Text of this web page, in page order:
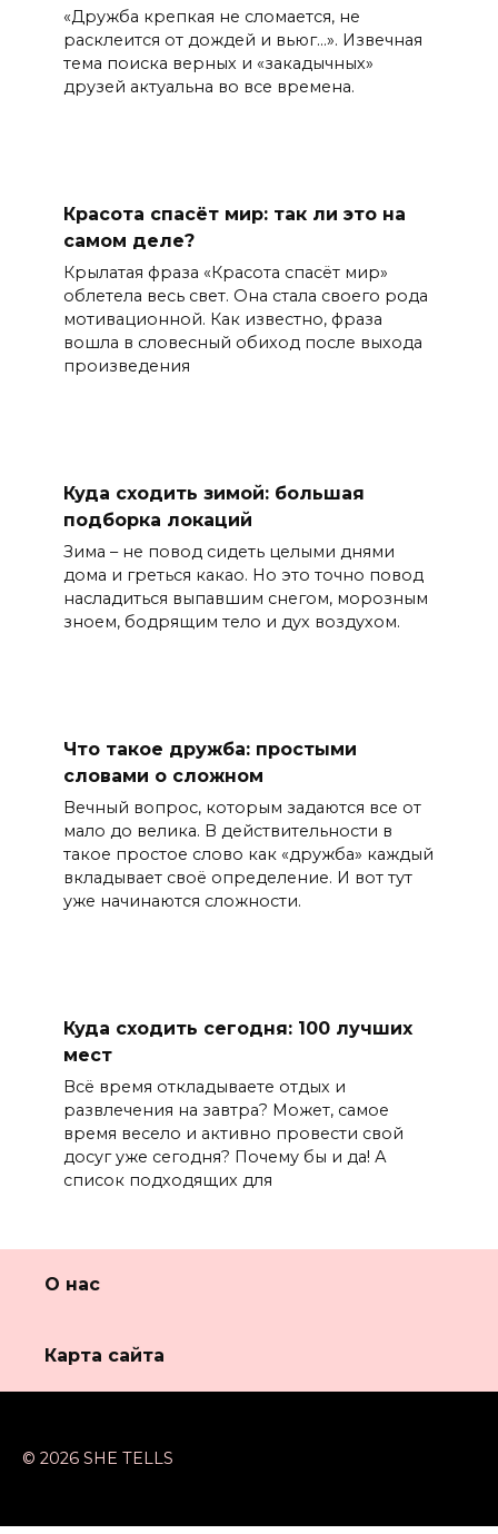
«Дружба крепкая не сломается, не
расклеится от дождей и вьюг…». Извечная
тема поиска верных и «закадычных»
друзей актуальна во все времена.
Красота спасёт мир: так ли это на
самом деле?
Крылатая фраза «Красота спасёт мир»
облетела весь свет. Она стала своего рода
мотивационной. Как известно, фраза
вошла в словесный обиход после выхода
произведения
Куда сходить зимой: большая
подборка локаций
Зима – не повод сидеть целыми днями
дома и греться какао. Но это точно повод
насладиться выпавшим снегом, морозным
зноем, бодрящим тело и дух воздухом.
Что такое дружба: простыми
словами о сложном
Вечный вопрос, которым задаются все от
мало до велика. В действительности в
такое простое слово как «дружба» каждый
вкладывает своё определение. И вот тут
уже начинаются сложности.
Куда сходить сегодня: 100 лучших
мест
Всё время откладываете отдых и
развлечения на завтра? Может, самое
время весело и активно провести свой
досуг уже сегодня? Почему бы и да! А
список подходящих для
О нас
Карта сайта
© 2026 SHE TELLS